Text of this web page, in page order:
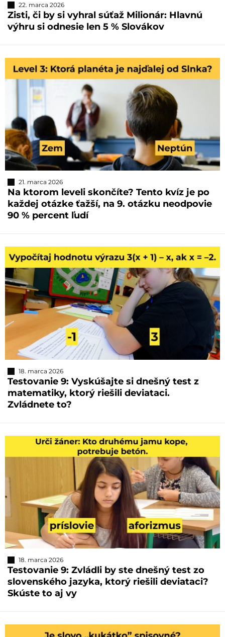
22. marca 2026
Zisti, či by si vyhral súťaž Milionár: Hlavnú
výhru si odnesie len 5 % Slovákov
21. marca 2026
Na ktorom leveli skončíte? Tento kvíz je po
každej otázke ťažší, na 9. otázku neodpovie
90 % percent ľudí
18. marca 2026
Testovanie 9: Vyskúšajte si dnešný test z
matematiky, ktorý riešili deviataci.
Zvládnete to?
18. marca 2026
Testovanie 9: Zvládli by ste dnešný test zo
slovenského jazyka, ktorý riešili deviataci?
Skúste to aj vy